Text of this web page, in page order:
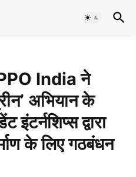
India ने
अभियान के
द्वारा
के लिए गठबंधन